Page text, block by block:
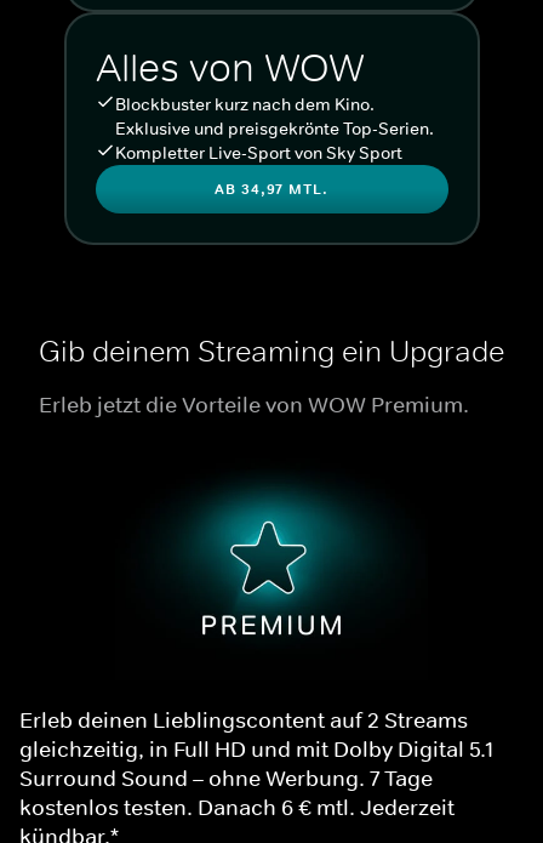
Alles von WOW
Blockbuster kurz nach dem Kino.
Exklusive und preisgekrönte Top-Serien.
Kompletter Live-Sport von Sky Sport
AB 34,97 MTL.
Gib deinem Streaming ein Upgrade
Erleb jetzt die Vorteile von WOW Premium.
Erleb deinen Lieblingscontent auf 2 Streams
gleichzeitig, in Full HD und mit Dolby Digital 5.1
Surround Sound – ohne Werbung. 7 Tage
kostenlos testen. Danach 6 € mtl. Jederzeit
kündbar.*